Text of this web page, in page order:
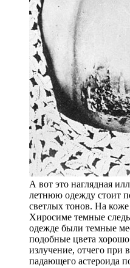
А вот это наглядная
летнюю одежду стоит
светлых тонов. На
Хиросиме темные
одежде были темные
подобные цвета
излучение, отчего
падающего астероида